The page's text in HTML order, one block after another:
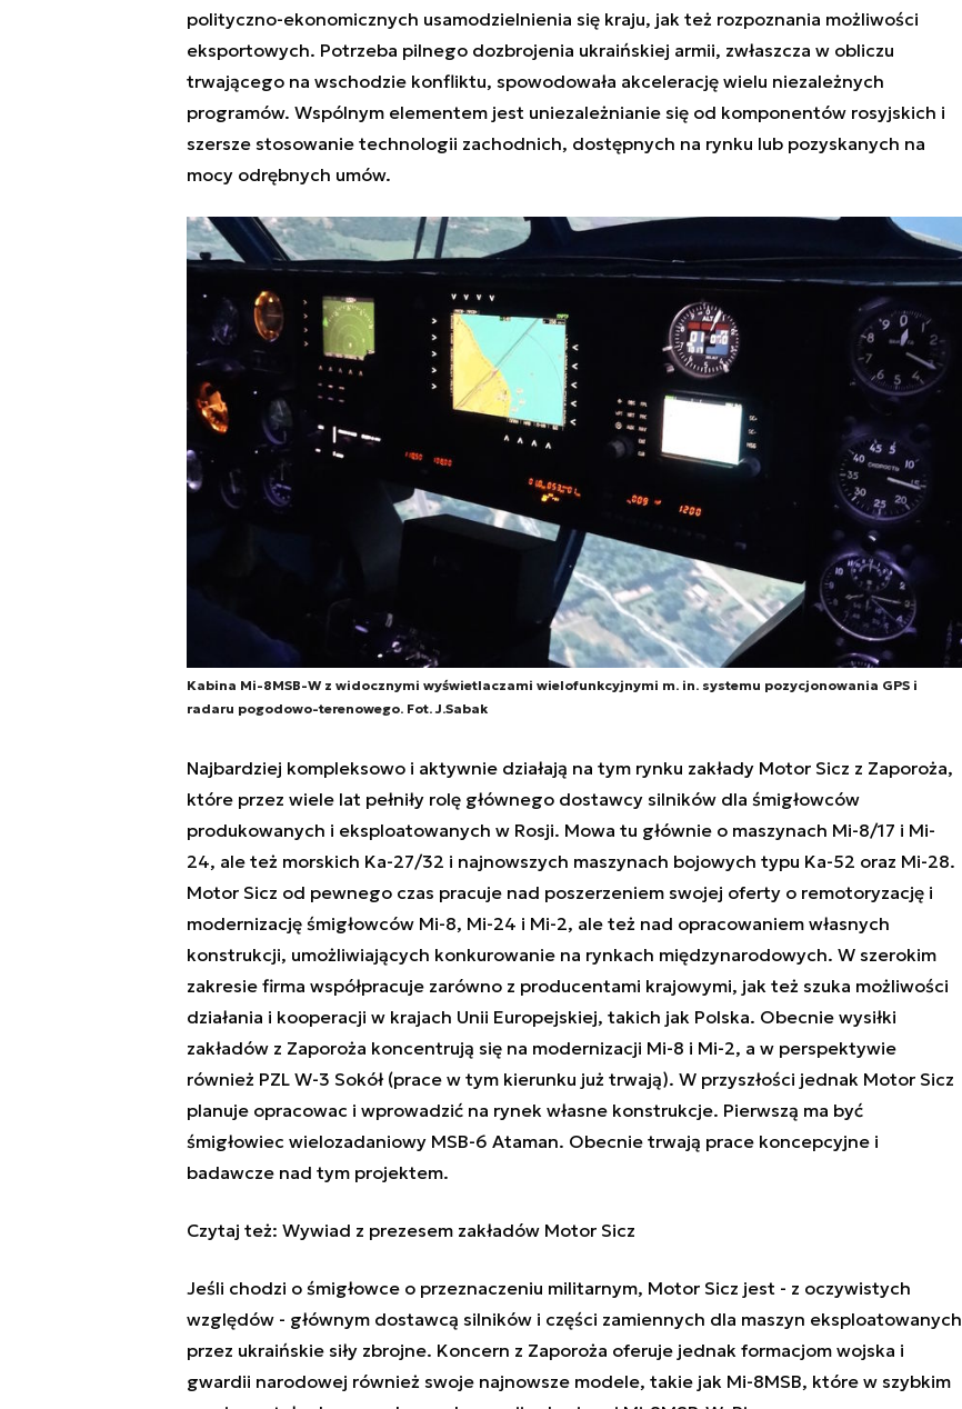
polityczno-ekonomicznych usamodzielnienia się kraju, jak też rozpoznania możliwości
eksportowych. Potrzeba pilnego dozbrojenia ukraińskiej armii, zwłaszcza w obliczu
trwającego na wschodzie konfliktu, spowodowała akcelerację wielu niezależnych
programów. Wspólnym elementem jest uniezależnianie się od komponentów rosyjskich i
szersze stosowanie technologii zachodnich, dostępnych na rynku lub pozyskanych na
mocy odrębnych umów.
Kabina Mi-8MSB-W z widocznymi wyświetlaczami wielofunkcyjnymi m. in. systemu pozycjonowania GPS i
radaru pogodowo-terenowego. Fot. J.Sabak
Najbardziej kompleksowo i aktywnie działają na tym rynku zakłady Motor Sicz z Zaporoża,
które przez wiele lat pełniły rolę głównego dostawcy silników dla śmigłowców
produkowanych i eksploatowanych w Rosji. Mowa tu głównie o maszynach Mi-8/17 i Mi-
24, ale też morskich Ka-27/32 i najnowszych maszynach bojowych typu Ka-52 oraz Mi-28.
Motor Sicz od pewnego czas pracuje nad poszerzeniem swojej oferty o remotoryzację i
modernizację śmigłowców Mi-8, Mi-24 i Mi-2, ale też nad opracowaniem własnych
konstrukcji, umożliwiających konkurowanie na rynkach międzynarodowych. W szerokim
zakresie firma współpracuje zarówno z producentami krajowymi, jak też szuka możliwości
działania i kooperacji w krajach Unii Europejskiej, takich jak Polska. Obecnie wysiłki
zakładów z Zaporoża koncentrują się na modernizacji Mi-8 i Mi-2, a w perspektywie
również PZL W-3 Sokół (prace w tym kierunku już trwają). W przyszłości jednak Motor Sicz
planuje opracowac i wprowadzić na rynek własne konstrukcje. Pierwszą ma być
śmigłowiec wielozadaniowy MSB-6 Ataman. Obecnie trwają prace koncepcyjne i
badawcze nad tym projektem.
Czytaj też: Wywiad z prezesem zakładów Motor Sicz
Jeśli chodzi o śmigłowce o przeznaczeniu militarnym, Motor Sicz jest - z oczywistych
względów - głównym dostawcą silników i części zamiennych dla maszyn eksploatowanych
przez ukraińskie siły zbrojne. Koncern z Zaporoża oferuje jednak formacjom wojska i
gwardii narodowej również swoje najnowsze modele, takie jak Mi-8MSB, które w szybkim